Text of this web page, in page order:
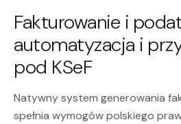
Fakturowanie i
automatyzacja i
pod KSeF
Natywny system generowania
spełnia wymogów polskiego